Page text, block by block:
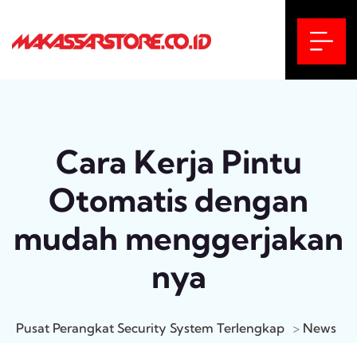
Cara Kerja Pintu
Otomatis dengan
mudah menggerjakan
nya
Pusat Perangkat Security System Terlengkap > News